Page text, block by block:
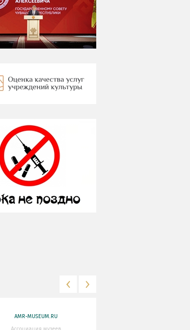
AMR-MUSEUM.RU
Ассоциация музеев